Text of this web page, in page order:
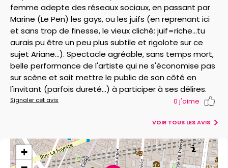
femme adepte des réseaux sociaux, en passant par
Marine (Le Pen) les gays, ou les juifs (en reprenant ici
et sans trop de finesse, le vieux cliché: juif=riche...tu
aurais pu être un peu plus subtile et rigolote sur ce
sujet Ariane...). Spectacle agréable, sans temps mort,
belle performance de l'artiste qui ne s'économise pas
sur scène et sait mettre le public de son côté en
l'invitant (parfois dureté...) à participer à ses délires.
Signaler cet avis 0 j'aime
VOIR TOUS LES AVIS
+